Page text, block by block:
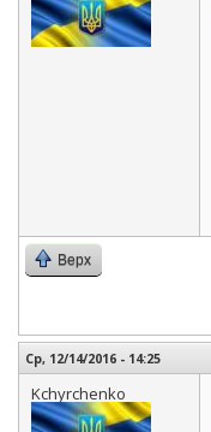
Верх
Ср, 12/14/2016 - 14:25
Kchyrchenko